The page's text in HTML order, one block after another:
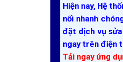
Hiện nay, Hệ
nối nhanh
đặt dịch vụ
ngay trên điện
Tải ngay ứng